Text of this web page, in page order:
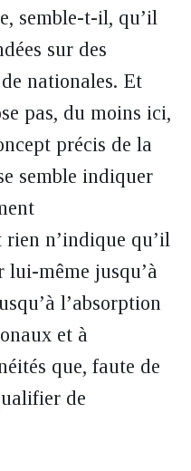
semble-t-il, qu’il
sur des
nationales. Et
pas, du moins ici,
précis de la
semble indiquer
rien n’indique qu’il
lui-même jusqu’à
l’absorption
et à
que, faute de
de